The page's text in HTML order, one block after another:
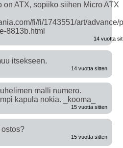
on ATX, sopiiko siihen Micro ATX
fi/fi/1743551/art/advance/
8813b.html
14 vuotta
itsekseen.
14 vuotta sitten
malli numero.
kapula nokia. _kooma_
15 vuotta sitten
15 vuotta sitten